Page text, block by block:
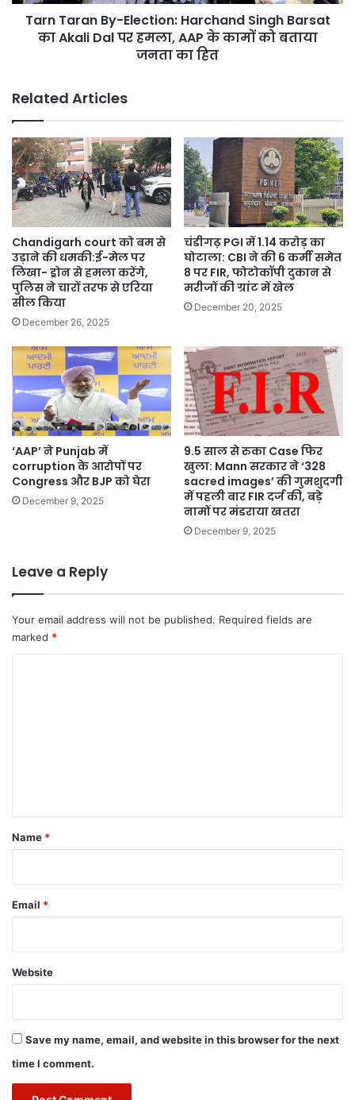
कामों
को
बताया
जनता
का
हित
Tarn Taran By-Election: Harchand Singh Barsat
का Akali Dal पर हमला, AAP के कामों को बताया
जनता का हित
Related Articles
Chandigarh court को बम से
उड़ाने की धमकी:ई-मेल पर
लिखा- ड्रोन से हमला करेंगे,
पुलिस ने चारों तरफ से एरिया
सील किया
December 26, 2025
चंडीगढ़ PGI में 1.14 करोड़ का
घोटाला: CBI ने की 6 कर्मी समेत
8 पर FIR, फोटोकॉपी दुकान से
मरीजों की ग्रांट में खेल
December 20, 2025
‘AAP’ ने Punjab में
corruption के आरोपों पर
Congress और BJP को घेरा
December 9, 2025
9.5 साल से रुका Case फिर
खुला: Mann सरकार ने ‘328
sacred images’ की गुमशुदगी
में पहली बार FIR दर्ज की, बड़े
नामों पर मंडराया खतरा
December 9, 2025
Leave a Reply
Your email address will not be published. Required fields are
marked *
*
Name *
Email *
Website
Save my name, email, and website in this browser for the next
time I comment.